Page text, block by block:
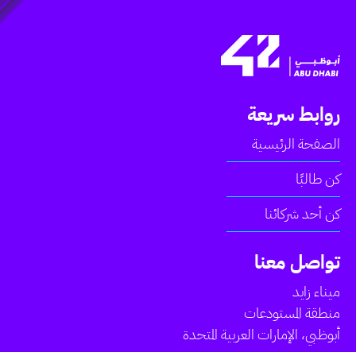
روابط سريعة
الصفحة الرئيسية
كن طالبًا
كن أحد شركائنا
تواصل معنا
ميناء زايد
منطقة المستودعات
أبوظبي، الإمارات العربية المتحدة